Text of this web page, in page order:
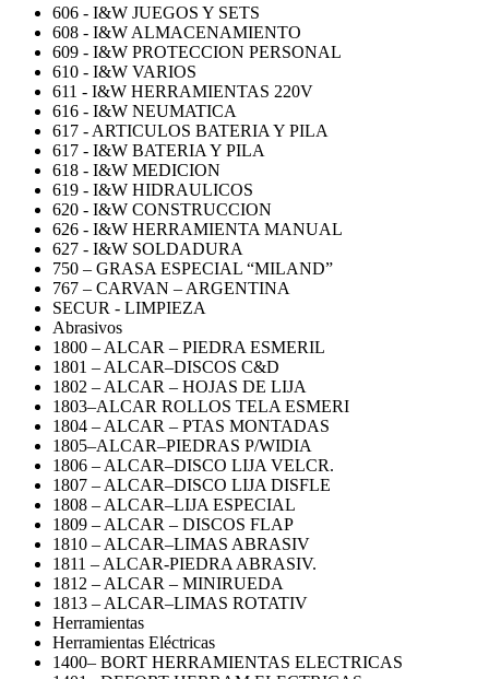
606 - I&W JUEGOS Y SETS
608 - I&W ALMACENAMIENTO
609 - I&W PROTECCION PERSONAL
610 - I&W VARIOS
611 - I&W HERRAMIENTAS 220V
616 - I&W NEUMATICA
617 - ARTICULOS BATERIA Y PILA
617 - I&W BATERIA Y PILA
618 - I&W MEDICION
619 - I&W HIDRAULICOS
620 - I&W CONSTRUCCION
626 - I&W HERRAMIENTA MANUAL
627 - I&W SOLDADURA
750 – GRASA ESPECIAL “MILAND”
767 – CARVAN – ARGENTINA
SECUR - LIMPIEZA
Abrasivos
1800 – ALCAR – PIEDRA ESMERIL
1801 – ALCAR–DISCOS C&D
1802 – ALCAR – HOJAS DE LIJA
1803–ALCAR ROLLOS TELA ESMERI
1804 – ALCAR – PTAS MONTADAS
1805–ALCAR–PIEDRAS P/WIDIA
1806 – ALCAR–DISCO LIJA VELCR.
1807 – ALCAR–DISCO LIJA DISFLE
1808 – ALCAR–LIJA ESPECIAL
1809 – ALCAR – DISCOS FLAP
1810 – ALCAR–LIMAS ABRASIV
1811 – ALCAR-PIEDRA ABRASIV.
1812 – ALCAR – MINIRUEDA
1813 – ALCAR–LIMAS ROTATIV
Herramientas
Herramientas Eléctricas
1400– BORT HERRAMIENTAS ELECTRICAS